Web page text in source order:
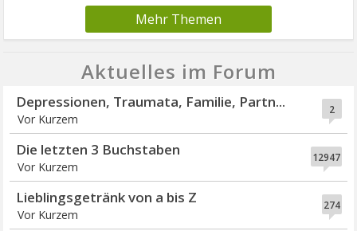
Mehr Themen
Aktuelles im Forum
2
Depressionen, Traumata, Familie, Partn...
Vor Kurzem
12947
Die letzten 3 Buchstaben
Vor Kurzem
274
Lieblingsgetränk von a bis Z
Vor Kurzem